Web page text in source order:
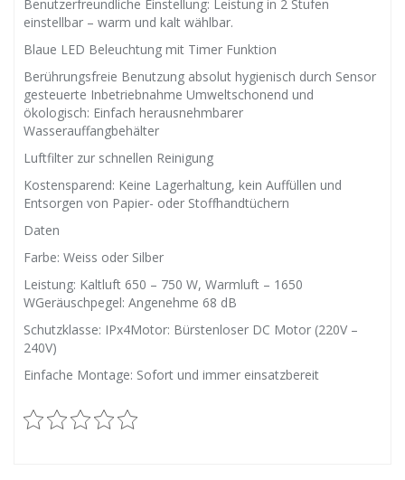
Benutzerfreundliche Einstellung: Leistung in 2 Stufen
einstellbar – warm und kalt wählbar.
Blaue LED Beleuchtung mit Timer Funktion
Berührungsfreie Benutzung absolut hygienisch durch Sensor
gesteuerte Inbetriebnahme Umweltschonend und
ökologisch: Einfach herausnehmbarer
Wasserauffangbehälter
Luftfilter zur schnellen Reinigung
Kostensparend: Keine Lagerhaltung, kein Auffüllen und
Entsorgen von Papier- oder Stoffhandtüchern
Daten
Farbe: Weiss oder Silber
Leistung: Kaltluft 650 – 750 W, Warmluft – 1650
WGeräuschpegel: Angenehme 68 dB
Schutzklasse: IPx4Motor: Bürstenloser DC Motor (220V –
240V)
Einfache Montage: Sofort und immer einsatzbereit